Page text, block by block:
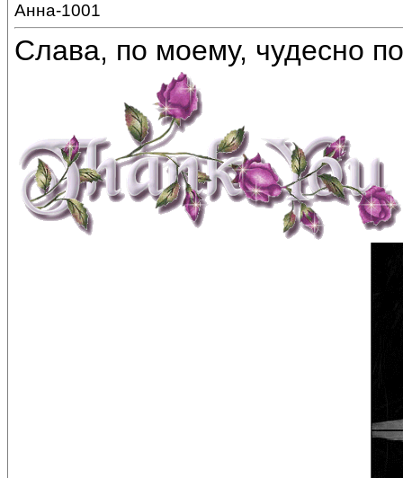
Анна-1001
Слава, по моему, чудесно